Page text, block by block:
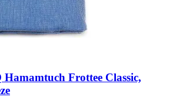
Hamamtuch Frottee Classic,